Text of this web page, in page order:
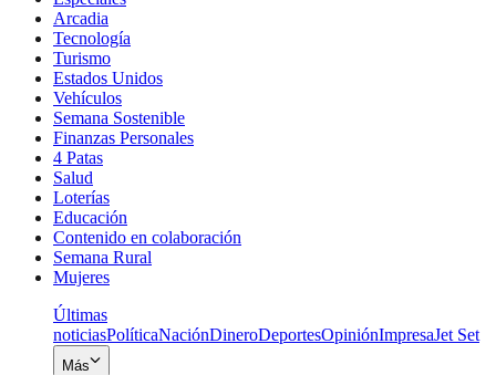
Arcadia
Tecnología
Turismo
Estados Unidos
Vehículos
Semana Sostenible
Finanzas Personales
4 Patas
Salud
Loterías
Educación
Contenido en colaboración
Semana Rural
Mujeres
Últimas
noticiasPolíticaNaciónDineroDeportesOpiniónImpresaJet Set
Más